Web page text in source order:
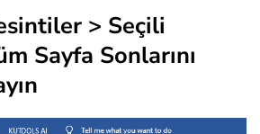
> Seçili
Sayfa Sonlarını